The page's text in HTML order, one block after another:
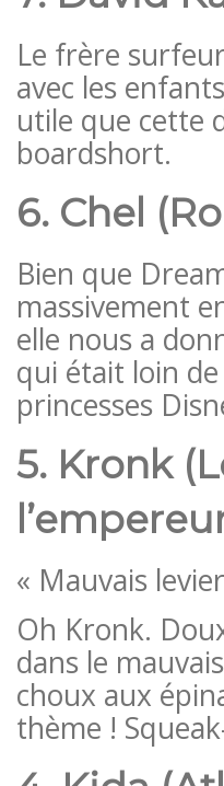
Le frère
avec les
utile que cette
boardshort.
6. Chel
Bien que
massivement
elle nous a
qui était loin
princesses
5. Kronk
« Mauvais
Oh Kronk.
dans le
choux aux
thème !